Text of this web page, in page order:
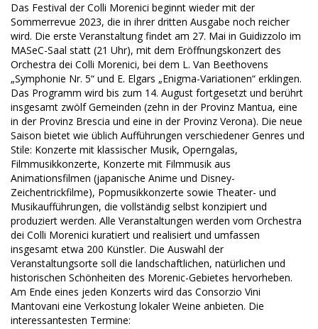
Das Festival der Colli Morenici beginnt wieder mit der
Sommerrevue 2023, die in ihrer dritten Ausgabe noch reicher
wird. Die erste Veranstaltung findet am 27. Mai in Guidizzolo im
MASeC-Saal statt (21 Uhr), mit dem Eröffnungskonzert des
Orchestra dei Colli Morenici, bei dem L. Van Beethovens
„Symphonie Nr. 5“ und E. Elgars „Enigma-Variationen“ erklingen.
Das Programm wird bis zum 14. August fortgesetzt und berührt
insgesamt zwölf Gemeinden (zehn in der Provinz Mantua, eine
in der Provinz Brescia und eine in der Provinz Verona). Die neue
Saison bietet wie üblich Aufführungen verschiedener Genres und
Stile: Konzerte mit klassischer Musik, Operngalas,
Filmmusikkonzerte, Konzerte mit Filmmusik aus
Animationsfilmen (japanische Anime und Disney-
Zeichentrickfilme), Popmusikkonzerte sowie Theater- und
Musikaufführungen, die vollständig selbst konzipiert und
produziert werden. Alle Veranstaltungen werden vom Orchestra
dei Colli Morenici kuratiert und realisiert und umfassen
insgesamt etwa 200 Künstler. Die Auswahl der
Veranstaltungsorte soll die landschaftlichen, natürlichen und
historischen Schönheiten des Morenic-Gebietes hervorheben.
Am Ende eines jeden Konzerts wird das Consorzio Vini
Mantovani eine Verkostung lokaler Weine anbieten. Die
interessantesten Termine: